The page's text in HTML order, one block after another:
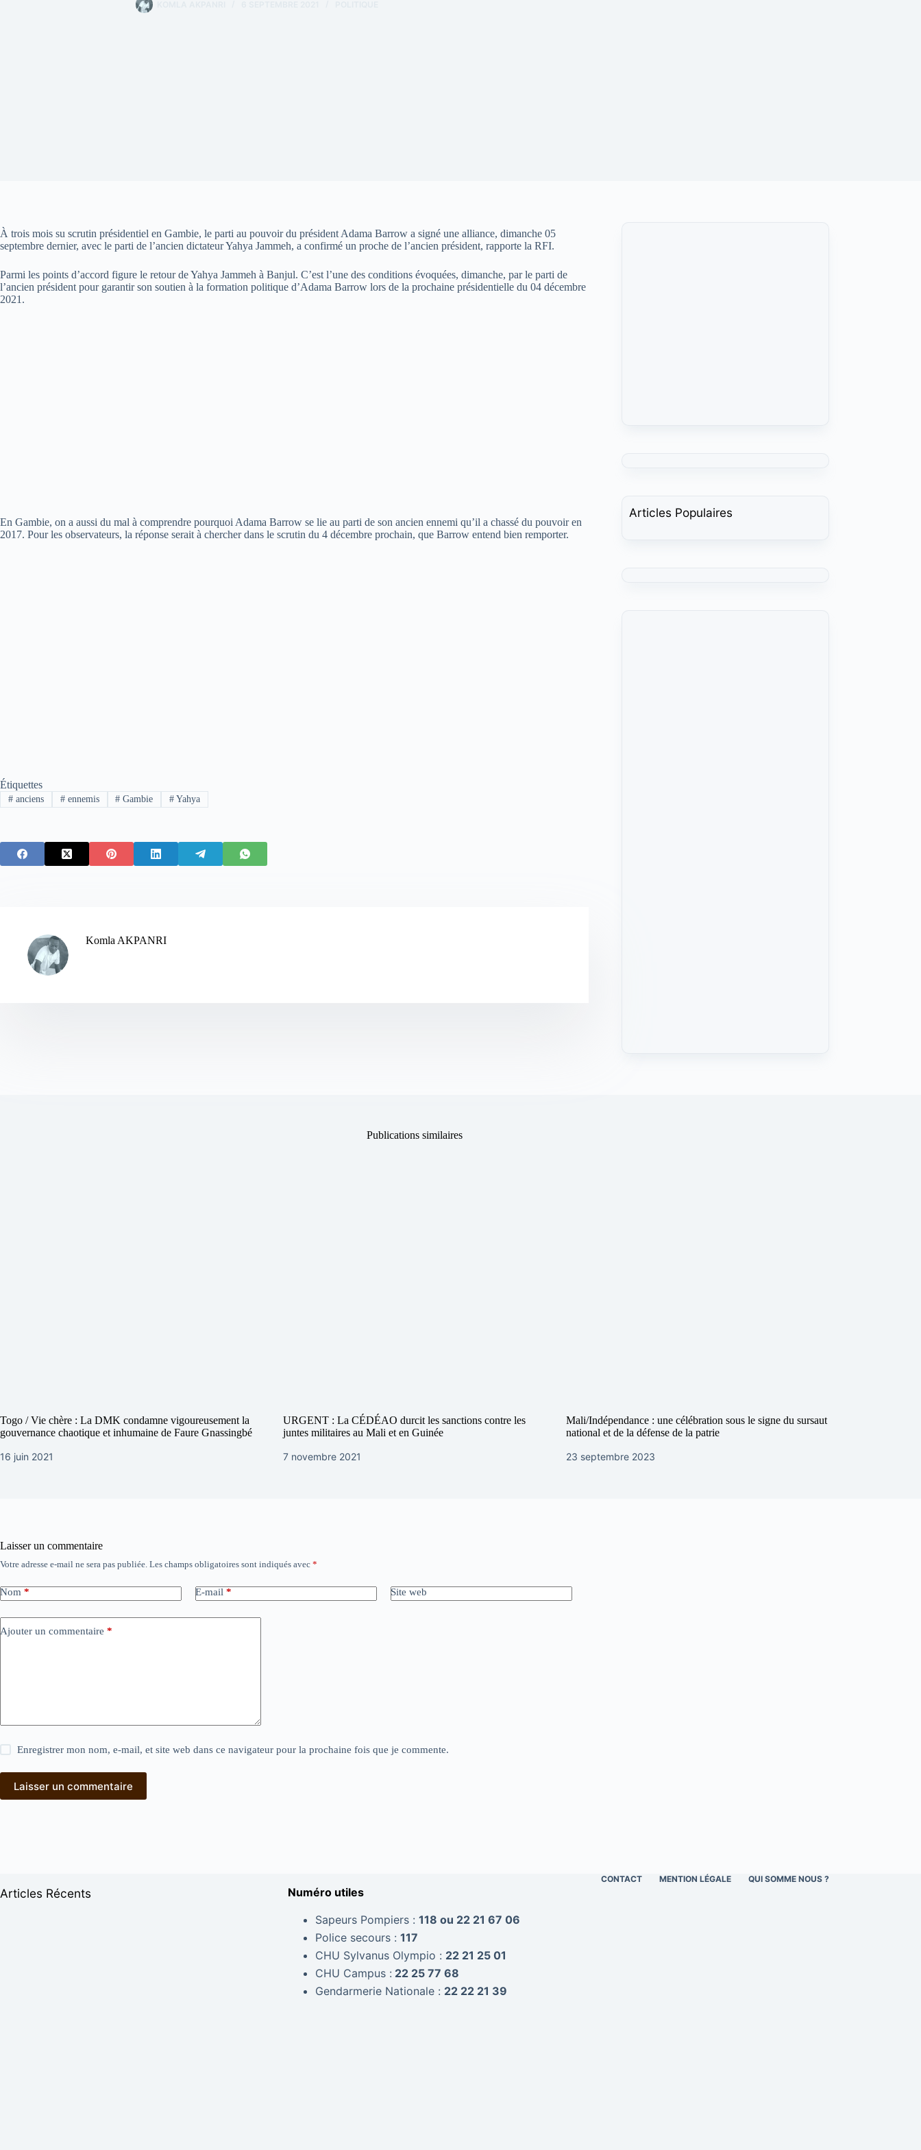
À trois mois su scrutin présidentiel en Gambie, le parti au pouvoir du président Adama Barrow a signé une alliance, dimanche 05
septembre dernier, avec le parti de l’ancien dictateur Yahya Jammeh, a confirmé un proche de l’ancien président, rapporte la RFI.
Parmi les points d’accord figure le retour de Yahya Jammeh à Banjul. C’est l’une des conditions évoquées, dimanche, par le parti de
l’ancien président pour garantir son soutien à la formation politique d’Adama Barrow lors de la prochaine présidentielle du 04 décembre
2021.
En Gambie, on a aussi du mal à comprendre pourquoi Adama Barrow se lie au parti de son ancien ennemi qu’il a chassé du pouvoir en
2017. Pour les observateurs, la réponse serait à chercher dans le scrutin du 4 décembre prochain, que Barrow entend bien remporter.
Étiquettes
#anciens #ennemis # Gambie # Yahya
Komla AKPANRI
Articles Populaires
Publications similaires
Togo / Vie chère : La DMK condamne vigoureusement la
gouvernance chaotique et inhumaine de Faure Gnassingbé
16 juin 2021
URGENT : La CÉDÉAO durcit les sanctions contre les
juntes militaires au Mali et en Guinée
7 novembre 2021
Mali/Indépendance : une célébration sous le signe du sursaut
national et de la défense de la patrie
23 septembre 2023
Laisser un commentaire
Votre adresse e-mail ne sera pas publiée. Les champs obligatoires sont indiqués avec *
Nom * E-mail * Site web
Ajouter un commentaire *
Enregistrer mon nom, e-mail, et site web dans ce navigateur pour la prochaine fois que je commente.
Laisser un commentaire
CONTACT MENTION LÉGALE QUI SOMME NOUS ?
Articles Récents
Numéro utiles
Sapeurs Pompiers : 118 ou 22 21 67 06
Police secours : 117
CHU Sylvanus Olympio : 22 21 25 01
CHU Campus : 22 25 77 68
Gendarmerie Nationale : 22 22 21 39